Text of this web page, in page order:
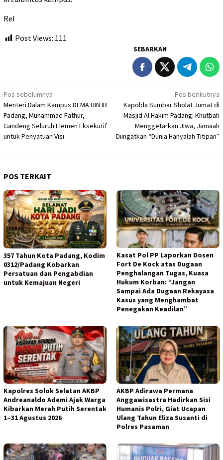
Rel
Post Views: 111
SEBARKAN
Navigasi
pos
Pos sebelumnya
Menteri Dalam Kampus DEMA UIN IB
Padang, Muhammad Fathur,
Gandeng Seluruh Elemen Eksekutif
untuk Penyatuan Visi
Pos berikutnya
Kapolda Sumbar Sholat Jumat di
Masjid Al Hakim Padang: Khutbah
Menggetarkan Jiwa, Jamaah
Diingatkan “Dunia Hanyalah Titipan”
POS TERKAIT
357 Tahun Kota Padang, Kodim
0312/Padang Kobarkan
Persatuan dan Pengabdian
untuk Kemajuan Negeri
Kasat Pol PP Laporkan Dosen
Fort De Kock atas Dugaan
Penghalangan Tugas, Kuasa
Hukum Korban: “Jangan
Sampai Ada Dugaan Rekayasa
Kasus yang Menghambat
Penegakan Keadilan”
Kapolres Solok Selatan AKBP
Andreanaldo Ademi Ajak Warga
Kibarkan Merah Putih Serentak
1–31 Agustus 2026
AKBP Adirawa Permana
Anggawisastra Hadirkan Sisi
Humanis Polri, Giat Ucapan
Ulang Tahun Eliza Susanti di
Polres Pasaman